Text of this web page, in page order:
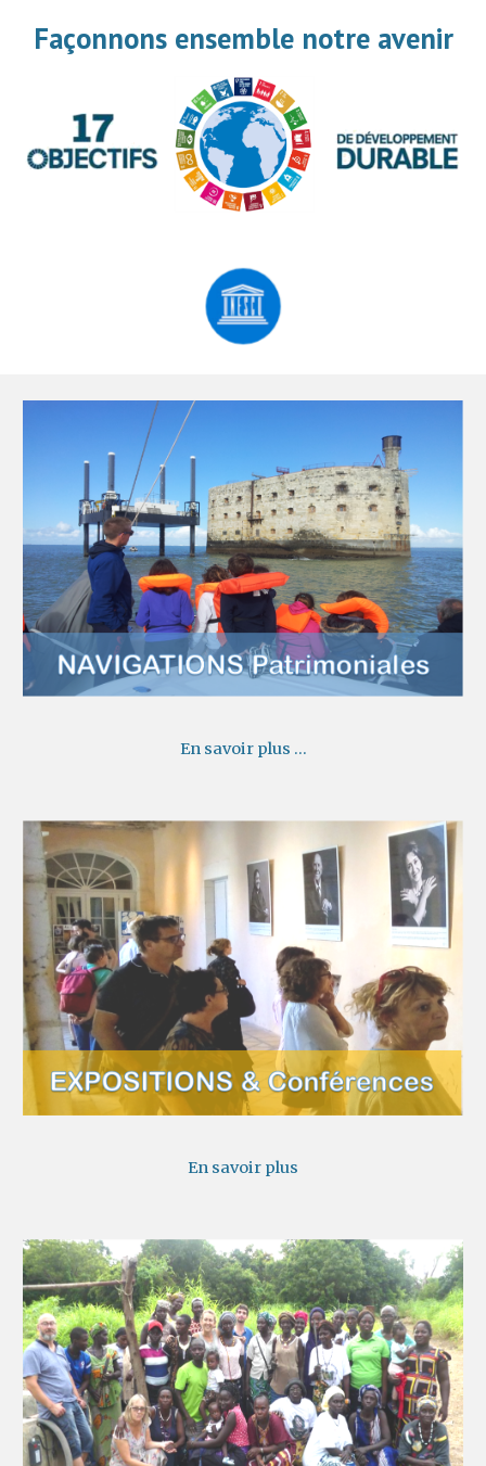
Façonnons ensemble notre avenir
En savoir plus ...
En savoir plus